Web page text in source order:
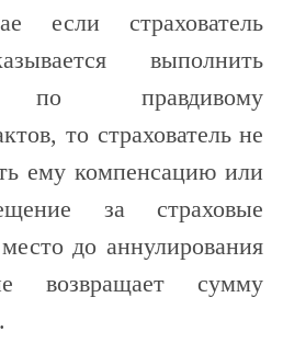
страхователь
выполнить
по правдивому
то страхователь не
ему компенсацию или
за страховые
до аннулирования
возвращает сумму